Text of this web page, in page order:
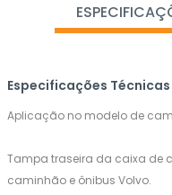
Especificações Técnicas
Aplicação no modelo de
Tampa traseira da caixa de
caminhão e ônibus Volvo.